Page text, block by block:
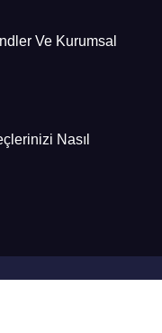
Ve Kurumsal
Nasıl